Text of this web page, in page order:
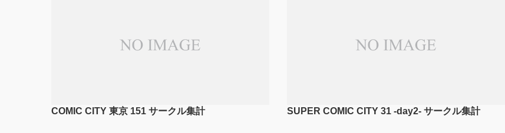
COMIC CITY 東京 151 サークル集計 SUPER COMIC CITY 31 -day2- サークル集計